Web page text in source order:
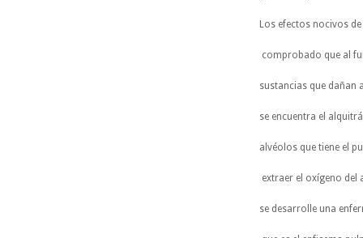
Los efectos nocivos
comprobado que al
sustancias que dañan
se encuentra el
alvéolos que tiene el
extraer el oxígeno del
se desarrolle una